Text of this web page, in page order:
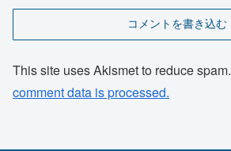
コメントを書き込む
This site uses Akismet to reduce spam.
comment data is processed.